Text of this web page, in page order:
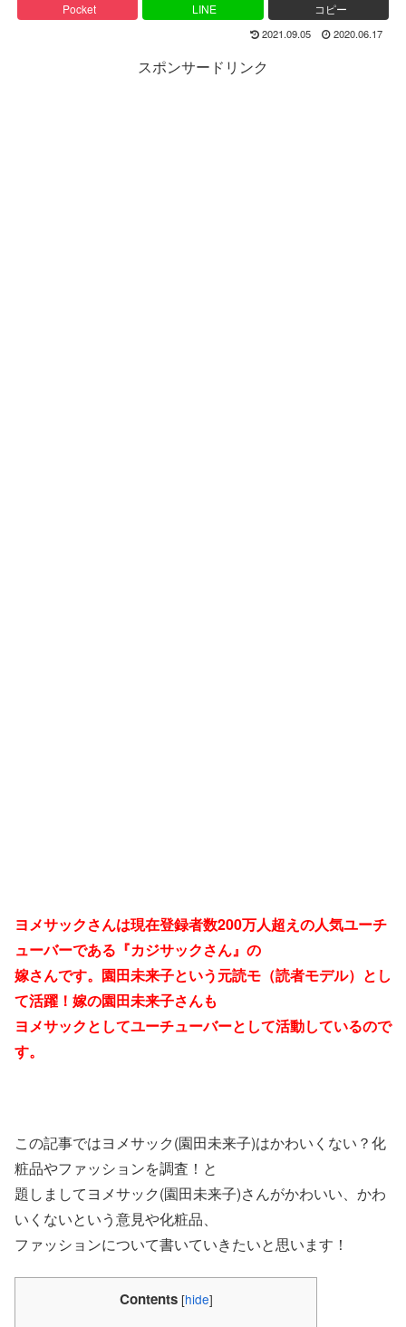
Pocket LINE コピー
2021.09.05 2020.06.17
スポンサードリンク
ヨメサックさんは現在登録者数200万人超えの人気ユーチ
ューバーである『カジサックさん』の
嫁さんです。園田未来子という元読モ（読者モデル）とし
て活躍！嫁の園田未来子さんも
ヨメサックとしてユーチューバーとして活動しているので
す。
この記事ではヨメサック(園田未来子)はかわいくない？化
粧品やファッションを調査！と
題しましてヨメサック(園田未来子)さんがかわいい、かわ
いくないという意見や化粧品、
ファッションについて書いていきたいと思います！
Contents [hide]